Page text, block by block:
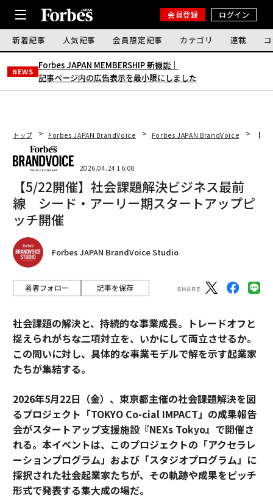
会員登録 ログイン
新着記事 人気記事 会員限定記事 カテゴリ 連載
NEWS
Forbes JAPAN MEMBERSHIP 新機能｜
記事ページ内の広告表示を最小限にしました
トップ Forbes JAPAN BrandVoice Forbes JAPAN BrandVoice 【5/
2026.04.24 16:00
【5/22開催】社会課題解決ビジネス最前
線 シード・アーリー期スタートアップピ
ッチ開催
Forbes JAPAN BrandVoice Studio
著者フォロー 記事を保存
社会課題の解決と、持続的な事業成長。トレードオフと
捉えられがちな二項対立を、いかにして両立させるか。
この問いに対し、具体的な事業モデルで解を示す起業家
たちが集結する。
2026年5月22日（金）、東京都主催の社会課題解決を図
るプロジェクト「TOKYO Co-cial IMPACT」の成果報告
会がスタートアップ支援施設『NEXs Tokyo』で開催さ
れる。本イベントは、このプロジェクトの「アクセラレ
ーションプログラム」および「スタジオプログラム」に
採択された社会起業家たちが、その軌跡や成果をピッチ
形式で発表する集大成の場だ。